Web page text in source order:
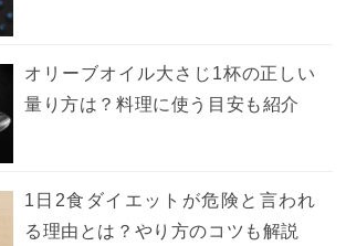
オリーブオイル大さじ1杯の正しい
量り方は？料理に使う目安も紹介
1日2食ダイエットが危険と言われ
る理由とは？やり方のコツも解説